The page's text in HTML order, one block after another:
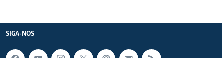
SIGA-NOS